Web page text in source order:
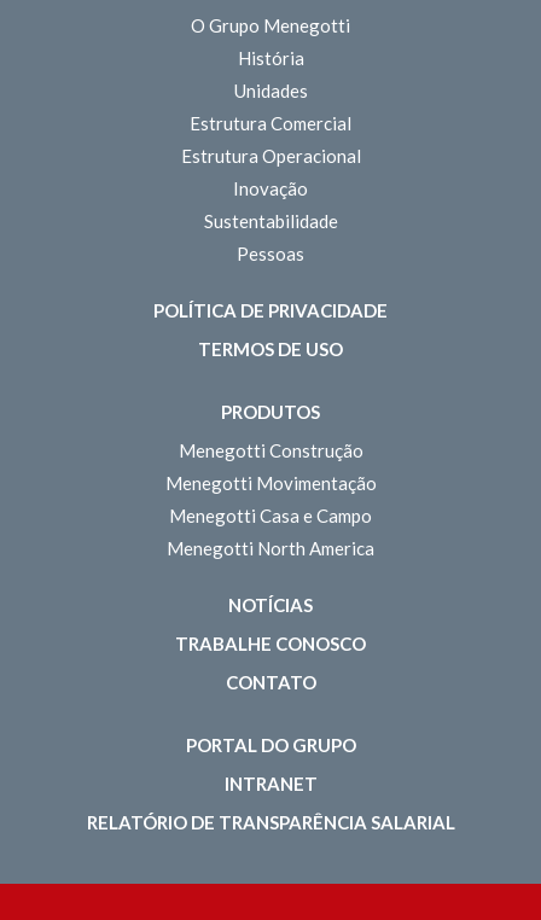
O Grupo Menegotti
História
Unidades
Estrutura Comercial
Estrutura Operacional
Inovação
Sustentabilidade
Pessoas
POLÍTICA DE PRIVACIDADE
TERMOS DE USO
PRODUTOS
Menegotti Construção
Menegotti Movimentação
Menegotti Casa e Campo
Menegotti North America
NOTÍCIAS
TRABALHE CONOSCO
CONTATO
PORTAL DO GRUPO
INTRANET
RELATÓRIO DE TRANSPARÊNCIA SALARIAL